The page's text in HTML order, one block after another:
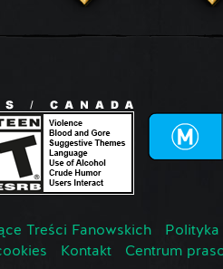
Treści Fanowskich
Kontakt
Centrum